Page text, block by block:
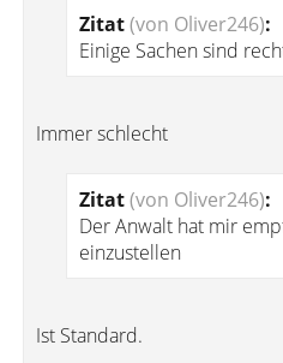
Zitat(von Oliver246):
Einige Sachen sind
Immer schlecht
Zitat(von Oliver246):
Der Anwalt hat mir
einzustellen
Ist Standard.